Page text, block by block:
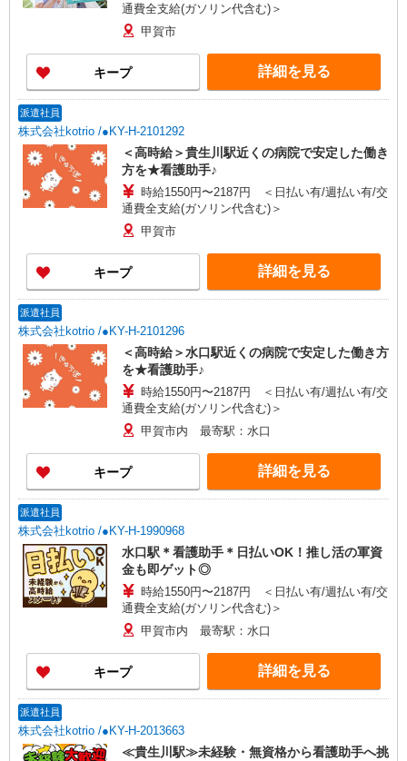
通費全支給(ガソリン代含む)＞
甲賀市
キープ 詳細を見る
派遣社員
株式会社kotrio /●KY-H-2101292
＜高時給＞貴生川駅近くの病院で安定した働き
方を★看護助手♪
時給1550円〜2187円 ＜日払い有/週払い有/交
通費全支給(ガソリン代含む)＞
甲賀市
キープ 詳細を見る
派遣社員
株式会社kotrio /●KY-H-2101296
＜高時給＞水口駅近くの病院で安定した働き方
を★看護助手♪
時給1550円〜2187円 ＜日払い有/週払い有/交
通費全支給(ガソリン代含む)＞
甲賀市内 最寄駅：水口
キープ 詳細を見る
派遣社員
株式会社kotrio /●KY-H-1990968
水口駅＊看護助手＊日払いOK！推し活の軍資
金も即ゲット◎
時給1550円〜2187円 ＜日払い有/週払い有/交
通費全支給(ガソリン代含む)＞
甲賀市内 最寄駅：水口
キープ 詳細を見る
派遣社員
株式会社kotrio /●KY-H-2013663
≪貴生川駅≫未経験・無資格から看護助手へ挑